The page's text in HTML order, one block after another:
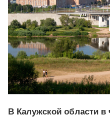
В Калужской области